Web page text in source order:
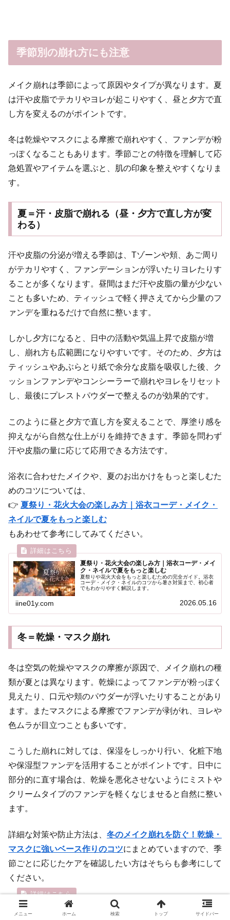
季節別の崩れ方にも注意
メイク崩れは季節によって原因やタイプが異なります。夏
は汗や皮脂でテカリやヨレが起こりやすく、昼と夕方で直
し方を変えるのがポイントです。
冬は乾燥やマスクによる摩擦で崩れやすく、ファンデが粉
っぽくなることもあります。季節ごとの特徴を理解して応
急処置やアイテムを選ぶと、肌の印象を整えやすくなりま
す。
夏＝汗・皮脂で崩れる（昼・夕方で直し方が変
わる）
汗や皮脂の分泌が増える季節は、Tゾーンや頬、あご周り
がテカリやすく、ファンデーションが浮いたりヨレたりす
ることが多くなります。昼間はまだ汗や皮脂の量が少ない
ことも多いため、ティッシュで軽く押さえてから少量のフ
ァンデを重ねるだけで自然に整います。
しかし夕方になると、日中の活動や気温上昇で皮脂が増
し、崩れ方も広範囲になりやすいです。そのため、夕方は
ティッシュやあぶらとり紙で余分な皮脂を吸収した後、ク
ッションファンデやコンシーラーで崩れやヨレをリセット
し、最後にプレストパウダーで整えるのが効果的です。
このように昼と夕方で直し方を変えることで、厚塗り感を
抑えながら自然な仕上がりを維持できます。季節を問わず
汗や皮脂の量に応じて応用できる方法です。
浴衣に合わせたメイクや、夏のお出かけをもっと楽しむた
めのコツについては、
👉 夏祭り・花火大会の楽しみ方｜浴衣コーデ・メイク・
ネイルで夏をもっと楽しむ
もあわせて参考にしてみてください。
夏祭り・花火大会の楽しみ方｜浴衣コーデ・メイ
ク・ネイルで夏をもっと楽しむ
夏祭りや花火大会をもっと楽しむための完全ガイド。浴衣
コーデ・メイク・ネイルのコツから暑さ対策まで、初心者
でもわかりやすく解説します。
iine01y.com 2026.05.16
冬＝乾燥・マスク崩れ
冬は空気の乾燥やマスクの摩擦が原因で、メイク崩れの種
類が夏とは異なります。乾燥によってファンデが粉っぽく
見えたり、口元や頬のパウダーが浮いたりすることがあり
ます。またマスクによる摩擦でファンデが剥がれ、ヨレや
色ムラが目立つことも多いです。
こうした崩れに対しては、保湿をしっかり行い、化粧下地
や保湿型ファンデを活用することがポイントです。日中に
部分的に直す場合は、乾燥を悪化させないようにミストや
クリームタイプのファンデを軽くなじませると自然に整い
ます。
詳細な対策や防止方法は、 冬のメイク崩れを防ぐ！乾燥・
マスクに強いベース作りのコツにまとめていますので、季
節ごとに応じたケアを確認したい方はそちらも参考にして
ください。
冬のメイク崩れを防ぐ！乾燥・マスクに強いベー
ス作りのコツ
メニュー ホーム 検索 トップ サイドバー